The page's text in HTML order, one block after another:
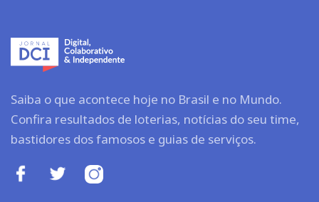
Saiba o que acontece hoje no Brasil e no Mundo.
Confira resultados de loterias, notícias do seu time,
bastidores dos famosos e guias de serviços.